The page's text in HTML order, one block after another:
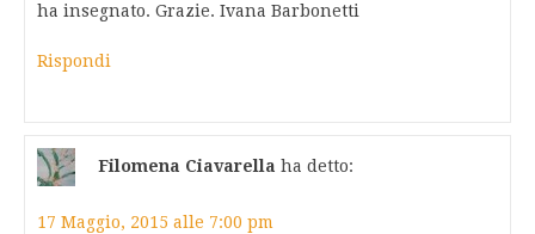
ha insegnato. Grazie. Ivana Barbonetti
Rispondi
Filomena Ciavarella ha detto:
17 Maggio, 2015 alle 7:00 pm